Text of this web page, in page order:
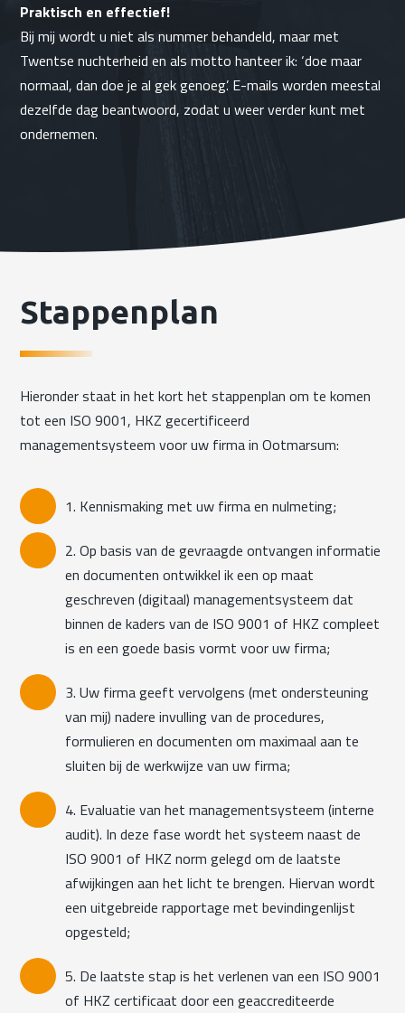
Praktisch en effectief!
Bij mij wordt u niet als nummer behandeld, maar met
Twentse nuchterheid en als motto hanteer ik: ‘doe maar
normaal, dan doe je al gek genoeg’. E-mails worden meestal
dezelfde dag beantwoord, zodat u weer verder kunt met
ondernemen.
Stappenplan
Hieronder staat in het kort het stappenplan om te komen
tot een ISO 9001, HKZ gecertificeerd
managementsysteem voor uw firma in Ootmarsum:
1. Kennismaking met uw firma en nulmeting;
2. Op basis van de gevraagde ontvangen informatie
en documenten ontwikkel ik een op maat
geschreven (digitaal) managementsysteem dat
binnen de kaders van de ISO 9001 of HKZ compleet
is en een goede basis vormt voor uw firma;
3. Uw firma geeft vervolgens (met ondersteuning
van mij) nadere invulling van de procedures,
formulieren en documenten om maximaal aan te
sluiten bij de werkwijze van uw firma;
4. Evaluatie van het managementsysteem (interne
audit). In deze fase wordt het systeem naast de
ISO 9001 of HKZ norm gelegd om de laatste
afwijkingen aan het licht te brengen. Hiervan wordt
een uitgebreide rapportage met bevindingenlijst
opgesteld;
5. De laatste stap is het verlenen van een ISO 9001
of HKZ certificaat door een geaccrediteerde